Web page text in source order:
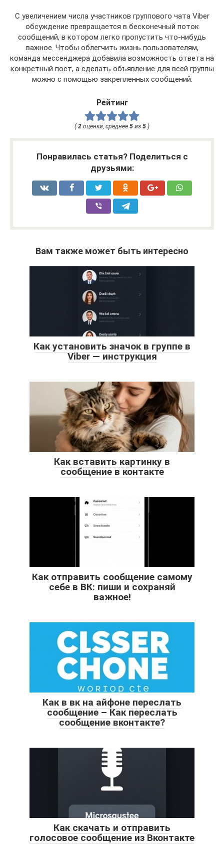
С увеличением числа участников группового чата Viber
обсуждение превращается в бесконечный поток
сообщений, в котором легко пропустить что-нибудь
важное. Чтобы облегчить жизнь пользователям,
команда мессенджера добавила возможность ответа на
конкретный пост, а сделать объявление для всей группы
можно с помощью закрепленных сообщений.
Рейтинг
( 2 оценки, среднее 5 из 5 )
Понравилась статья? Поделиться с
друзьями:
Вам также может быть интересно
Как установить значок в группе в
Viber — инструкция
Как вставить картинку в
сообщение в контакте
Как отправить сообщение самому
себе в ВК: пиши и сохраняй
важное!
Как в вк на айфоне переслать
сообщение – Как переслать
сообщение вконтакте?
Как скачать и отправить
голосовое сообщение из Вконтакте